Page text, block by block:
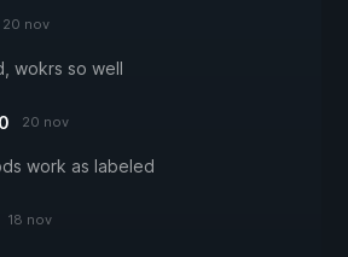
20 nov
wokrs so well
20 nov
work as labeled
18 nov